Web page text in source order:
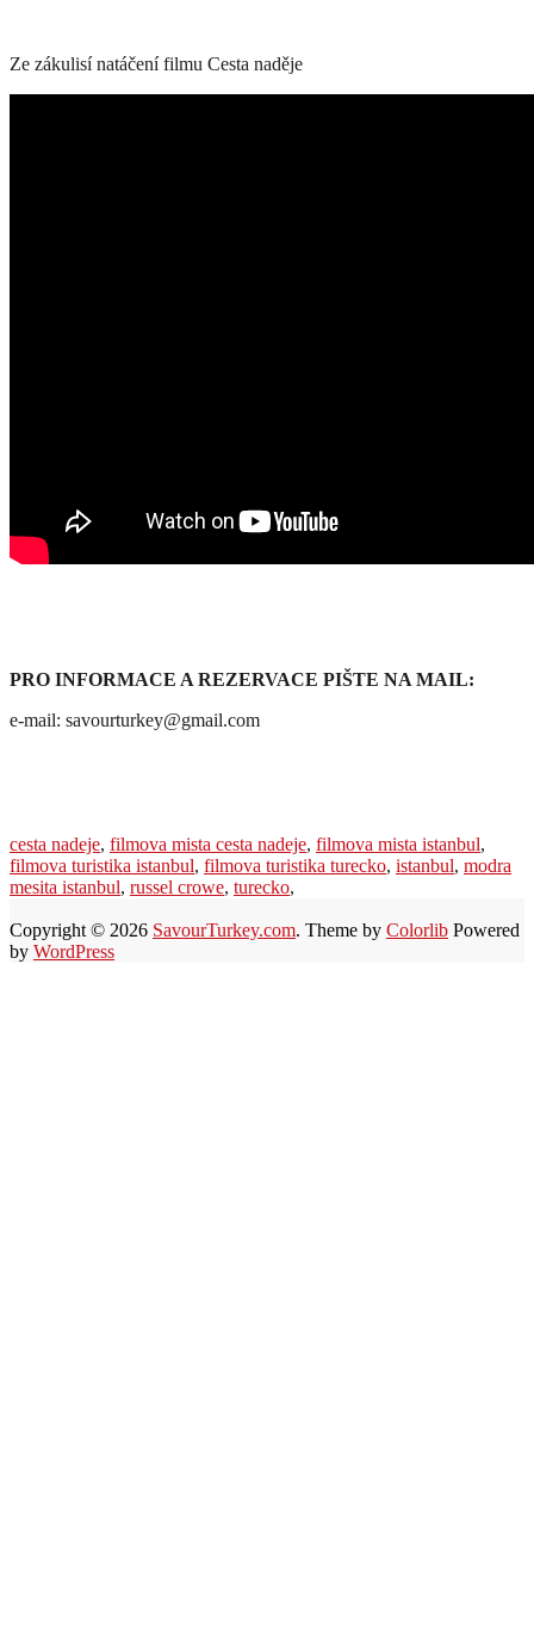
Ze zákulisí natáčení filmu Cesta naděje
PRO INFORMACE A REZERVACE PIŠTE NA MAIL:
e-mail: savourturkey@gmail.com
cesta nadeje, filmova mista cesta nadeje, filmova mista istanbul,
filmova turistika istanbul, filmova turistika turecko, istanbul, modra
mesita istanbul, russel crowe, turecko,
Copyright © 2026 SavourTurkey.com. Theme by Colorlib Powered
by WordPress